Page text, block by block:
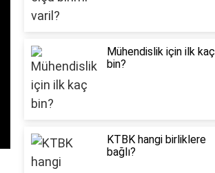
Mühendislik için ilk kaç
bin?
KTBK hangi birliklere
bağlı?